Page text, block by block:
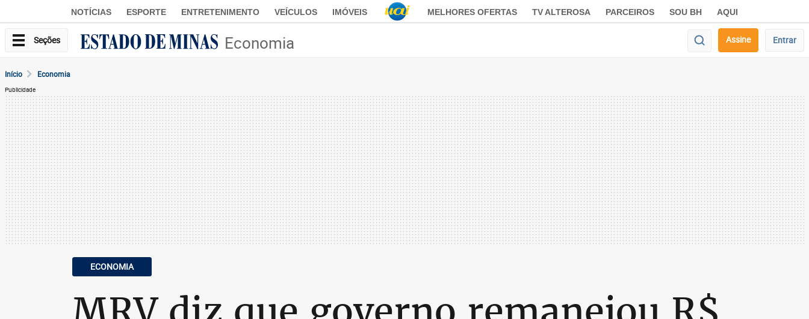
NOTÍCIAS ESPORTE ENTRETENIMENTO VEÍCULOS IMÓVEIS MELHORES OFERTAS TV ALTEROSA PARCEIROS SOU BH AQUI
Seções Economia Assine Entrar
Início Economia
Publicidade
ECONOMIA